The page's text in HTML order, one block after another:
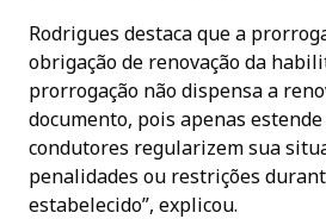
Rodrigues destaca que a
obrigação de renovação da
prorrogação não dispensa a
documento, pois apenas
condutores regularizem sua
penalidades ou restrições
estabelecido”, explicou.